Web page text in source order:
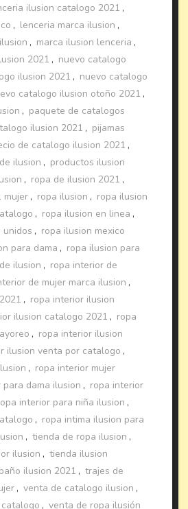
ilusion catalogo 2021 ,
, lenceria marca ilusion ,
, marca ilusion lenceria ,
2021 , nuevo catalogo
ilusion 2021 , nuevo catalogo
catalogo ilusion otoño 2021 ,
, paquete de catalogos
ilusion 2021 , pijamas
de catalogo ilusion 2021 ,
ilusion , productos ilusion
, ropa de ilusion 2021 ,
mujer , ropa ilusion , ropa ilusion
, ropa ilusion en linea ,
unidos , ropa ilusion mexico
para dama , ropa ilusion para
ilusion , ropa interior de
de mujer marca ilusion ,
, ropa interior ilusion
ilusion catalogo 2021 , ropa
, ropa interior ilusion
ilusion venta por catalogo ,
, ropa interior mujer
dama ilusion , ropa interior
interior para niña ilusion ,
, ropa intima ilusion para
, tienda de ropa ilusion ,
ilusion , tienda ilusion
ilusion 2021 , trajes de
, venta de catalogo ilusion ,
, venta de ropa ilusión